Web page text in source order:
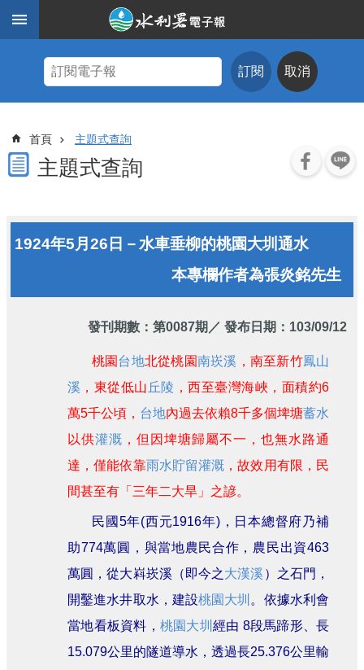
跳到主要內容區塊
題
式
查
期
報
訂閱 取消
首頁 主題式查詢
主題式查詢
1924年5月26日－水車垂柳的桃園大圳通水
本專欄作者為張炎銘先生
發刊期數： 第0087期 ／ 發布日期：103/09/12
桃園 台地北從桃園南崁溪 ，南至新竹鳳山
溪 ，東從低山 丘陵 ，西至臺灣海峽，面積約6
萬5千公頃， 台地內過去依賴8千多個埤塘蓄水
以供灌溉 ，但因埤塘歸屬不一，也無水路通
達，僅能依靠雨水貯留灌溉 ，故效用有限，民
間甚至有「三年二大旱」之諺。
民國5年(西元1916年)，日本總督府乃補
助774萬圓，與當地農民合作，農民出資463
萬圓，從大嵙崁溪（即今之大漢溪 ）之石門，
開鑿進水井取水，建設桃園大圳 。依據水利會
當地看板資料， 桃園大圳 經由 8段馬蹄形、長
15.079公里的隧道導水，透過長25.376公里輸